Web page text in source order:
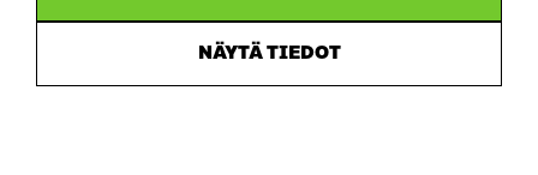
NÄYTÄ TIEDOT
Avautuu